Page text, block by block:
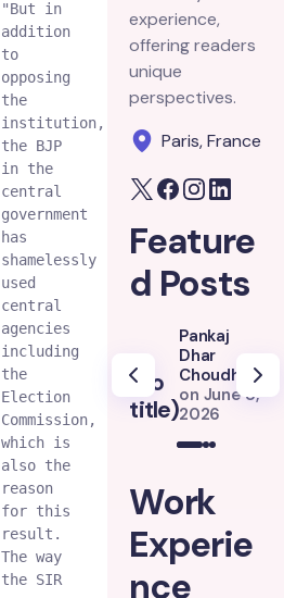
"But in
addition
to
opposing
the
institution,
the BJP
in the
central
government
has
shamelessly
used
central
agencies
including
the
Election
Commission,
which is
also the
reason
for this
result.
The way
the SIR
experience,
offering readers
unique
perspectives.
Paris, France
Feature
d Posts
(no
title)
Pankaj
Dhar
Choudhury
on June 8,
2026
Work
Experie
nce